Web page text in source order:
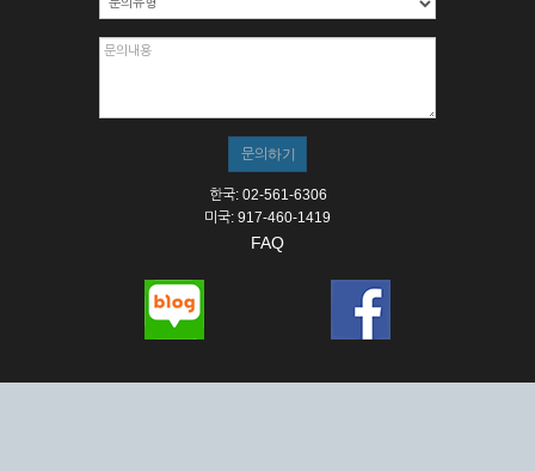
한국: 02-561-6306
미국: 917-460-1419
FAQ